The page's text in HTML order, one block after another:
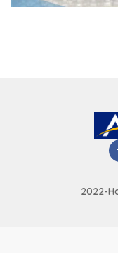
2022-